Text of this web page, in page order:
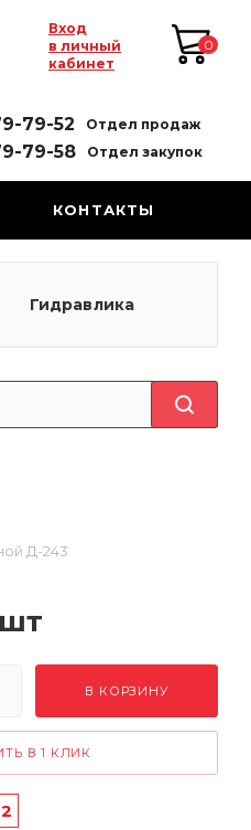
0
Вход
в личный
кабинет
79-52 Отдел продаж
79-58 Отдел закупок
КОНТАКТЫ
Гидравлика
Д-243
В КОРЗИНУ
В 1 КЛИК